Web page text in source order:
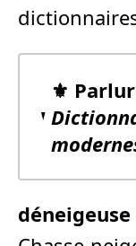
⚜️
déneigeuse